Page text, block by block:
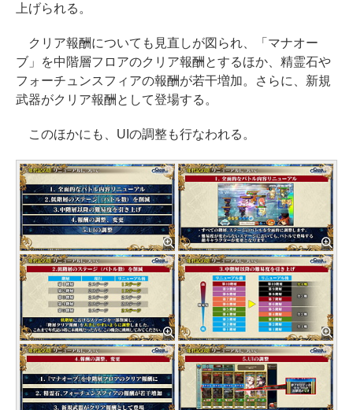
上げられる。
クリア報酬についても見直しが図られ、「マナオー
ブ」を中階層フロアのクリア報酬とするほか、精霊石や
フォーチュンスフィアの報酬が若干増加。さらに、新規
武器がクリア報酬として登場する。
このほかにも、UIの調整も行なわれる。